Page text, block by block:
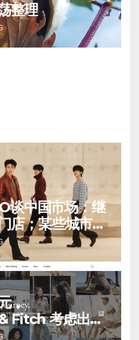
整理
四)收涨12月合
谈中国市场：继
店；某些城市的
有价值
，
Fitch 考虑出售